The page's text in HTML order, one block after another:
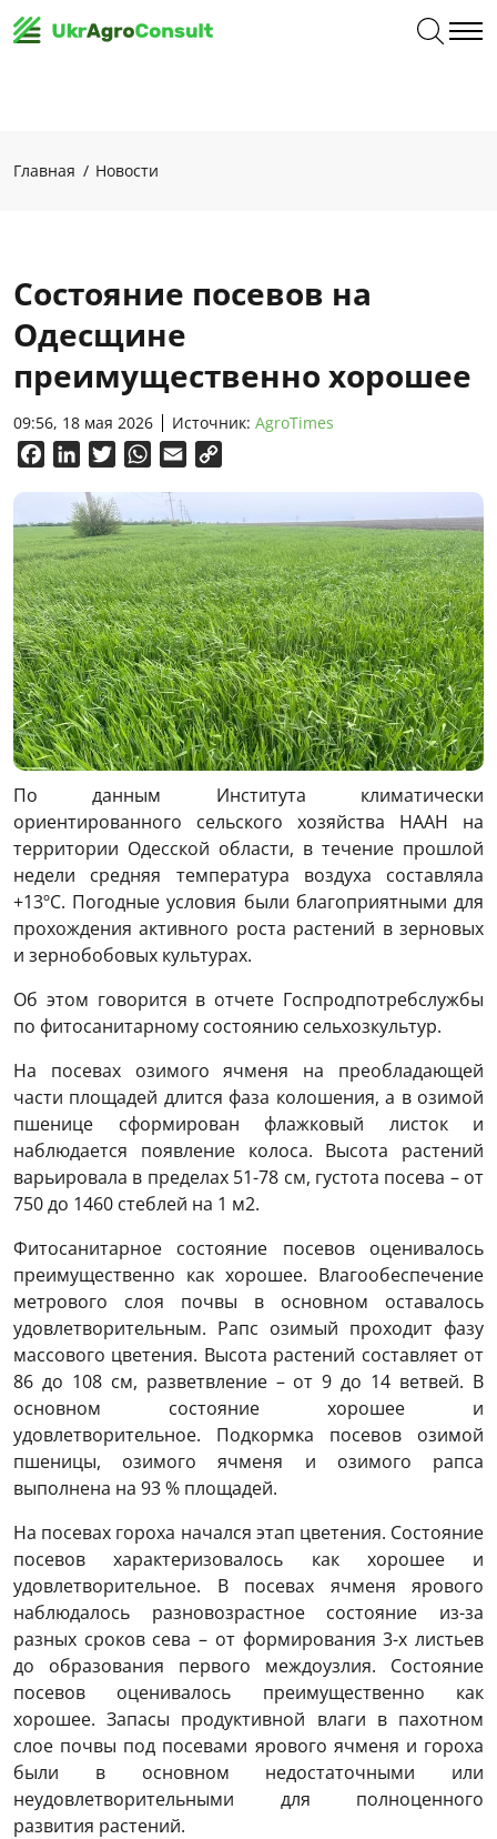
Главная Новости
Состояние посевов на
Одесщине
преимущественно хорошее
09:56, 18 мая 2026 Источник: AgroTimes
FacebookLinkedInTwitterWhatsApp
Email
По данным Института климатически
ориентированного сельского хозяйства НААН на
территории Одесской области, в течение прошлой
недели средняя температура воздуха составляла
+13ºС. Погодные условия были благоприятными для
прохождения активного роста растений в зерновых
и зернобобовых культурах.
Об этом говорится в отчете Госпродпотребслужбы
по фитосанитарному состоянию сельхозкультур.
На посевах озимого ячменя на преобладающей
части площадей длится фаза колошения, а в озимой
пшенице сформирован флажковый листок и
наблюдается появление колоса. Высота растений
варьировала в пределах 51-78 см, густота посева – от
750 до 1460 стеблей на 1 м2.
Фитосанитарное состояние посевов оценивалось
преимущественно как хорошее. Влагообеспечение
метрового слоя почвы в основном оставалось
удовлетворительным. Рапс озимый проходит фазу
массового цветения. Высота растений составляет от
86 до 108 см, разветвление – от 9 до 14 ветвей. В
основном состояние хорошее и
удовлетворительное. Подкормка посевов озимой
пшеницы, озимого ячменя и озимого рапса
выполнена на 93 % площадей.
На посевах гороха начался этап цветения. Состояние
посевов характеризовалось как хорошее и
удовлетворительное. В посевах ячменя ярового
наблюдалось разновозрастное состояние из-за
разных сроков сева – от формирования 3-х листьев
до образования первого междоузлия. Состояние
посевов оценивалось преимущественно как
хорошее. Запасы продуктивной влаги в пахотном
слое почвы под посевами ярового ячменя и гороха
были в основном недостаточными или
неудовлетворительными для полноценного
развития растений.